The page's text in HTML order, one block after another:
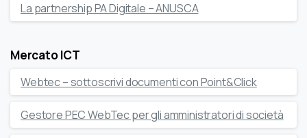
La partnership PA Digitale – ANUSCA
Mercato ICT
Webtec – sottoscrivi documenti con Point&Click
Gestore PEC WebTec per gli amministratori di società